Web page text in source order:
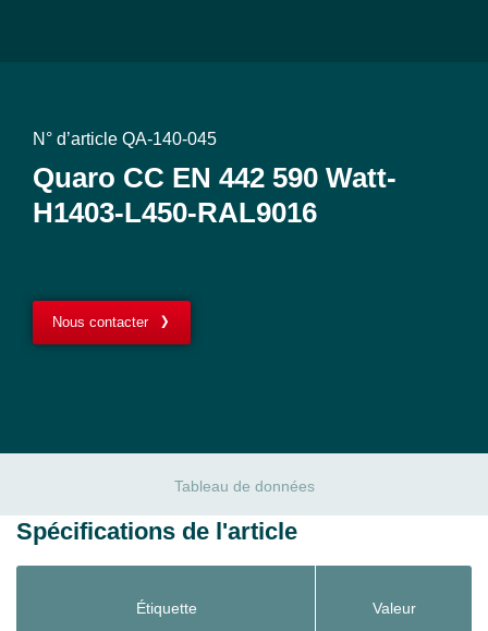
N° d’article QA-140-045
Quaro CC EN 442 590 Watt-
H1403-L450-RAL9016
Nous contacter
Tableau de données
Spécifications de l'article
Étiquette Valeur